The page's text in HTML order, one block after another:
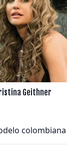
Geithner
colombiana